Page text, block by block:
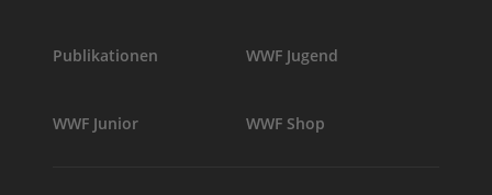
Publikationen WWF Jugend
WWF Junior WWF Shop